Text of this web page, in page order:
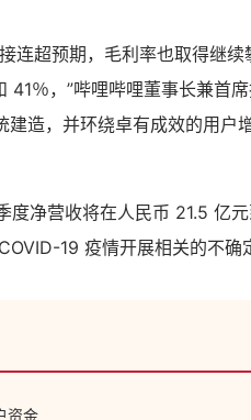
连超预期，毛利率也取得继
％，”哔哩哔哩董事长兼首
造，并环绕卓有成效的用户
净营收将在人民币 21.5 亿元
19 疫情开展相关的不确
资金